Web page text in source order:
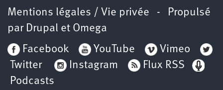
Mentions légales / Vie privée - Propulsé
par Drupal et Omega
Facebook
YouTube
Vimeo
Twitter
Instagram
Flux RSS
Podcasts